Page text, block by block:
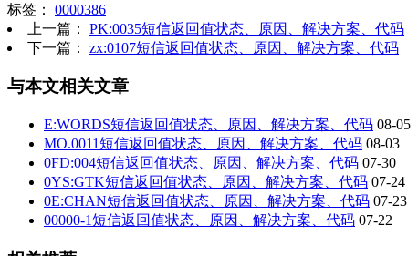
标签： 0000386
上一篇： PK:0035短信返回值状态、原因、解决方案、代码
下一篇： zx:0107短信返回值状态、原因、解决方案、代码
与本文相关文章
E:WORDS短信返回值状态、原因、解决方案、代码 08-05
MO.0011短信返回值状态、原因、解决方案、代码 08-03
0FD:004短信返回值状态、原因、解决方案、代码 07-30
0YS:GTK短信返回值状态、原因、解决方案、代码 07-24
0E:CHAN短信返回值状态、原因、解决方案、代码 07-23
00000-1短信返回值状态、原因、解决方案、代码 07-22